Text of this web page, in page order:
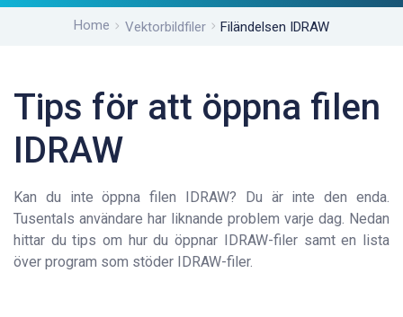
Home Vektorbildfiler Filändelsen IDRAW
Tips för att öppna filen
IDRAW
Kan du inte öppna filen IDRAW? Du är inte den enda.
Tusentals användare har liknande problem varje dag. Nedan
hittar du tips om hur du öppnar IDRAW-filer samt en lista
över program som stöder IDRAW-filer.